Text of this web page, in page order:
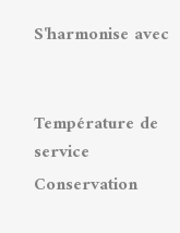
S'harmonise avec
Température de
service
Conservation